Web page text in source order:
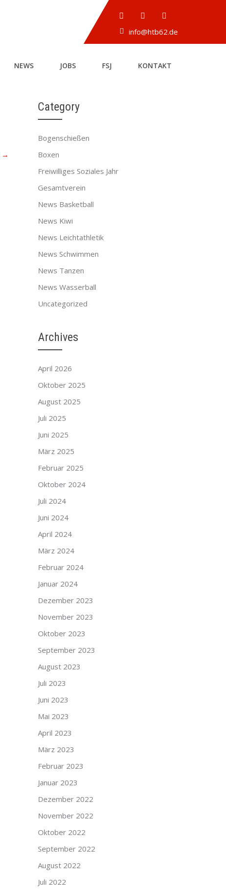
info@htb62.de
NEWS JOBS FSJ KONTAKT
→
Category
Bogenschießen
Boxen
Freiwilliges Soziales Jahr
Gesamtverein
News Basketball
News Kiwi
News Leichtathletik
News Schwimmen
News Tanzen
News Wasserball
Uncategorized
Archives
April 2026
Oktober 2025
August 2025
Juli 2025
Juni 2025
März 2025
Februar 2025
Oktober 2024
Juli 2024
Juni 2024
April 2024
März 2024
Februar 2024
Januar 2024
Dezember 2023
November 2023
Oktober 2023
September 2023
August 2023
Juli 2023
Juni 2023
Mai 2023
April 2023
März 2023
Februar 2023
Januar 2023
Dezember 2022
November 2022
Oktober 2022
September 2022
August 2022
Juli 2022